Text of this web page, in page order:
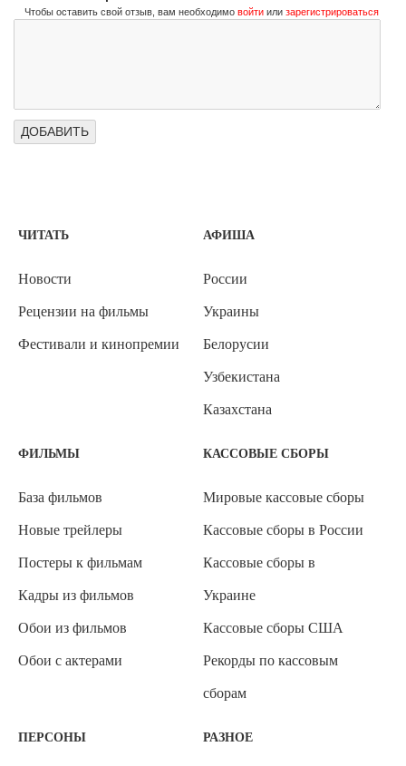
Чтобы оставить свой отзыв, вам необходимо войти или зарегистрироваться
ЧИТАТЬ
Новости
Рецензии на фильмы
Фестивали и кинопремии
АФИША
России
Украины
Белорусии
Узбекистана
Казахстана
ФИЛЬМЫ
База фильмов
Новые трейлеры
Постеры к фильмам
Кадры из фильмов
Обои из фильмов
Обои с актерами
КАССОВЫЕ СБОРЫ
Мировые кассовые сборы
Кассовые сборы в России
Кассовые сборы в
Украине
Кассовые сборы США
Рекорды по кассовым
сборам
ПЕРСОНЫ РАЗНОЕ